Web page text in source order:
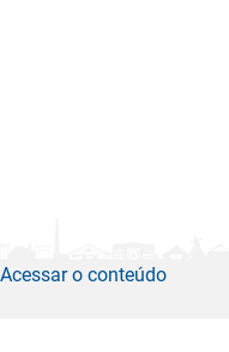
Acessar o conteúdo